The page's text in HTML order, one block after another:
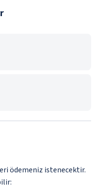
ödemeniz istenecektir.